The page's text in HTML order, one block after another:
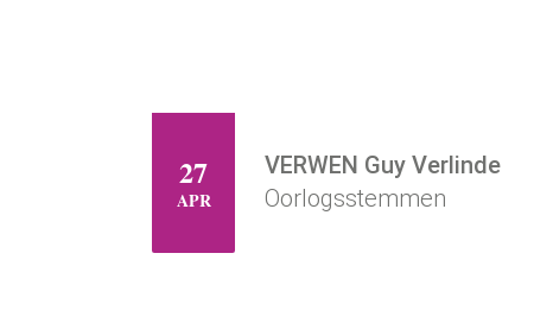
DI
27
APR
VERWEN Guy Verlinde
Oorlogsstemmen